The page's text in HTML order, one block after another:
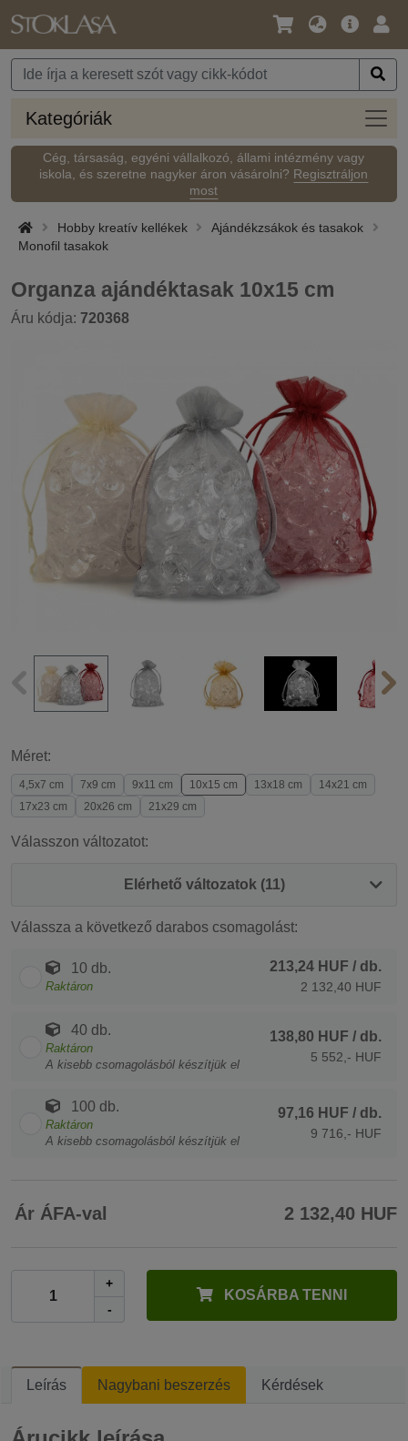
Nyelv
Pénznem
Fő
Kategóriák
Cég, társaság, egyéni vállalkozó, állami intézmény vagy
iskola, és szeretne nagyker áron vásárolni? Regisztráljon
most
Hobby kreatív kellékek
Ajándékzsákok és tasakok
Monofil tasakok
Organza ajándéktasak 10x15 cm
Áru kódja: 720368
Méret:
4,5x7 cm 7x9 cm 9x11 cm 10x15 cm 13x18 cm
14x21 cm
17x23 cm
20x26 cm 21x29 cm
Válasszon változatot:
Elérhető változatok (11)
Válassza a következő darabos csomagolást:
10 db.
Raktáron
213,24 HUF / db.
2 132,40 HUF
40 db.
Raktáron
A kisebb csomagolásból készítjük el
138,80 HUF / db.
5 552,- HUF
100 db.
Raktáron
A kisebb csomagolásból készítjük el
97,16 HUF / db.
9 716,- HUF
Ár ÁFA-val 2 132,40 HUF
+
-
KOSÁRBA TENNI
Leírás Nagybani beszerzés Kérdések